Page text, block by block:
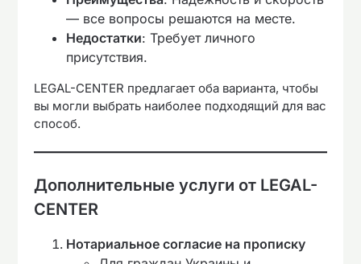
— все вопросы решаются на месте.
Недостатки: Требует личного
присутствия.
LEGAL-CENTER предлагает оба варианта, чтобы
вы могли выбрать наиболее подходящий для вас
способ.
Дополнительные услуги от LEGAL-
CENTER
Нотариальное согласие на прописку